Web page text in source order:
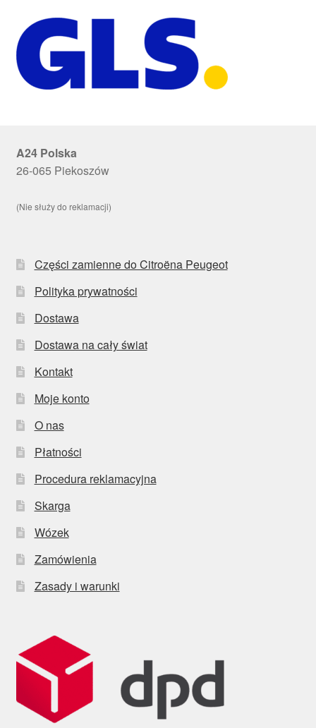
A24 Polska
26-065 Piekoszów
(Nie służy do reklamacji)
Części zamienne do Citroëna Peugeot
Polityka prywatności
Dostawa
Dostawa na cały świat
Kontakt
Moje konto
O nas
Płatności
Procedura reklamacyjna
Skarga
Wózek
Zamówienia
Zasady i warunki